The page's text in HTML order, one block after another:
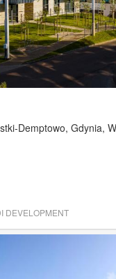
Demptowo, Gdynia,
DEVELOPMENT